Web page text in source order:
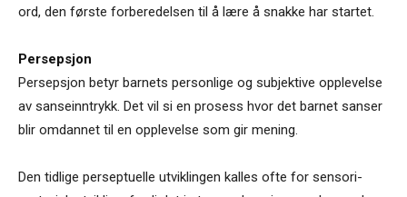
ord, den første forberedelsen til å lære å snakke har startet.
Persepsjon
Persepsjon betyr barnets personlige og subjektive opplevelse
av sanseinntrykk. Det vil si en prosess hvor det barnet sanser
blir omdannet til en opplevelse som gir mening.
Den tidlige perseptuelle utviklingen kalles ofte for sensori-